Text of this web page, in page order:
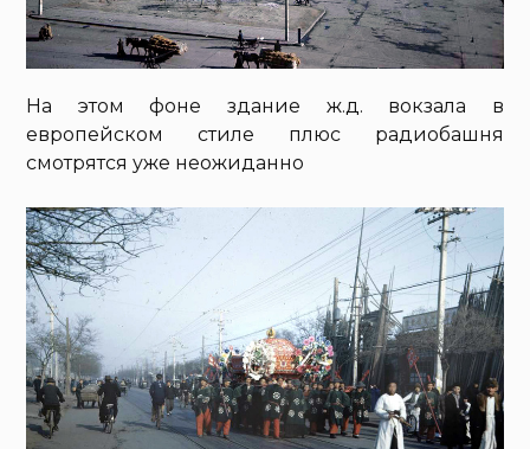
На этом фоне здание ж.д. вокзала в
европейском стиле плюс радиобашня
смотрятся уже неожиданно